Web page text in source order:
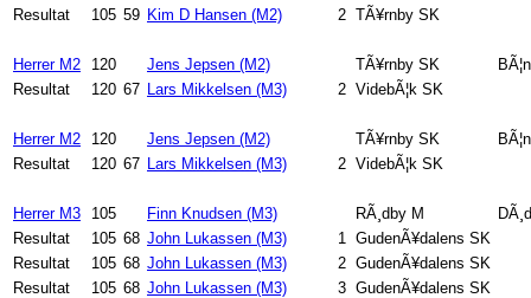
Resultat
105 59 Kim D Hansen (M2) 2 TÃ¥rnby SK
Herrer M2 120 Jens Jepsen (M2) TÃ¥rnby SK
Resultat
120 67 Lars Mikkelsen (M3) 2 VidebÃ¦k SK
Herrer M2 120 Jens Jepsen (M2) TÃ¥rnby SK
Resultat
120 67 Lars Mikkelsen (M3) 2 VidebÃ¦k SK
Herrer M3 105 Finn Knudsen (M3) RÃ¸dby M
Resultat
105 68 John Lukassen (M3) 1 GudenÃ¥dalens SK
Resultat
105 68 John Lukassen (M3) 2 GudenÃ¥dalens SK
Resultat
105 68 John Lukassen (M3) 3 GudenÃ¥dalens SK